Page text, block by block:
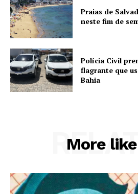
Praias de
neste fim de
Polícia Civil
flagrante que
Bahia
More